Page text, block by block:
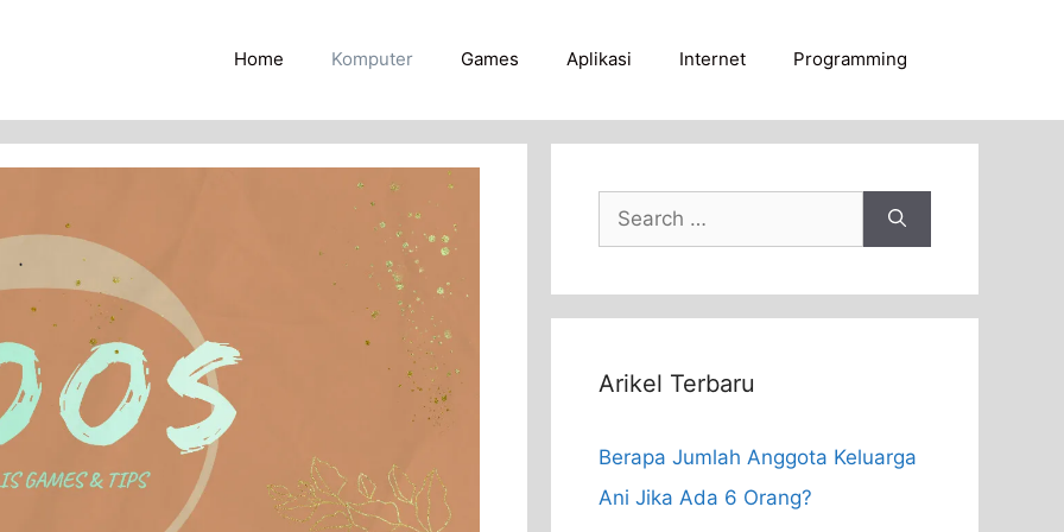
Home Komputer Games Aplikasi Internet Programming
Search
for:
Arikel Terbaru
Berapa Jumlah Anggota Keluarga
Ani Jika Ada 6 Orang?